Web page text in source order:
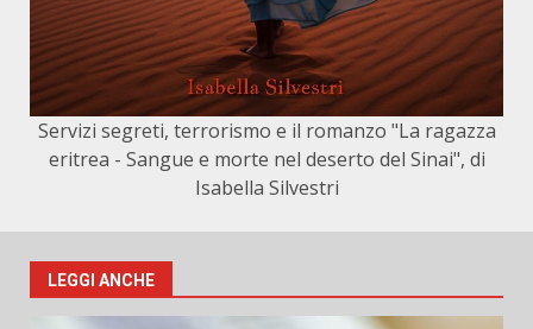
Servizi segreti, terrorismo e il romanzo "La ragazza
eritrea - Sangue e morte nel deserto del Sinai", di
Isabella Silvestri
LEGGI ANCHE